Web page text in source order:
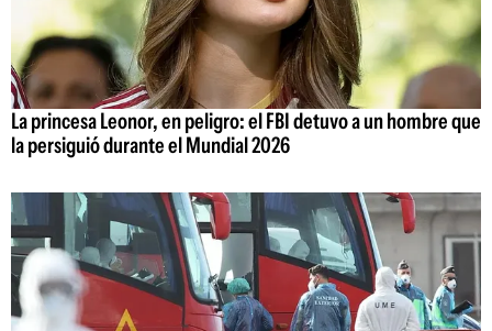
La princesa Leonor, en peligro: el FBI detuvo a un hombre que
la persiguió durante el Mundial 2026